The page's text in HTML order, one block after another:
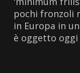
pochi fronzoli
in Europa in
è oggetto